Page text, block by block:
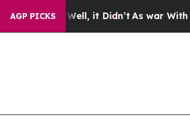
AGP PICKS
Well, it Didn’tAs war With Iran Drove